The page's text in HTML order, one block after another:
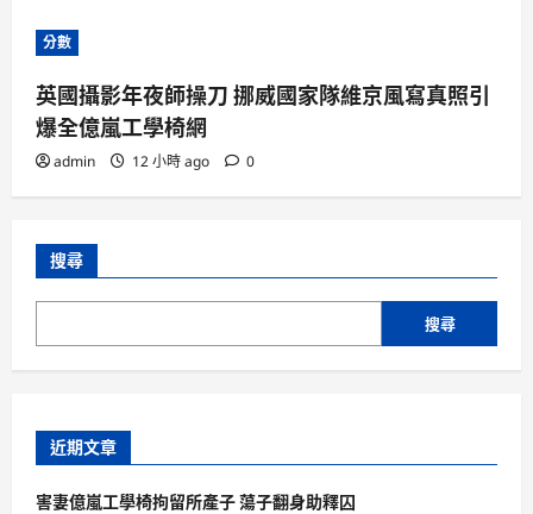
分數
英國攝影年夜師操刀 挪威國家隊維京風寫真照引
爆全億嵐工學椅網
admin 12 小時 ago 0
搜尋
搜尋
近期文章
害妻億嵐工學椅拘留所產子 蕩子翻身助釋囚